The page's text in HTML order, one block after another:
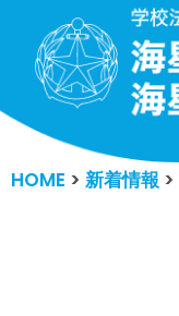
コ
テ
ツ
HOME > 新着情報>